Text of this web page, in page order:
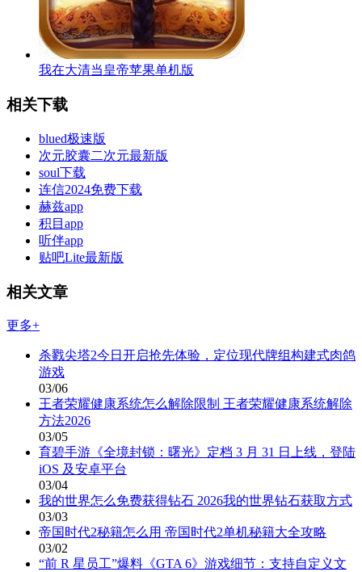
我在大清当皇帝苹果单机版
相关下载
blued极速版
次元胶囊二次元最新版
soul下载
连信2024免费下载
赫兹app
积目app
听伴app
贴吧Lite最新版
相关文章
更多+
杀戮尖塔2今日开启抢先体验，定位现代牌组构建式肉鸽
游戏
03/06
王者荣耀健康系统怎么解除限制 王者荣耀健康系统解除
方法2026
03/05
育碧手游《全境封锁：曙光》定档 3 月 31 日上线，登陆
iOS 及安卓平台
03/04
我的世界怎么免费获得钻石 2026我的世界钻石获取方式
03/03
帝国时代2秘籍怎么用 帝国时代2单机秘籍大全攻略
03/02
“前 R 星员工”爆料《GTA 6》游戏细节：支持自定义文